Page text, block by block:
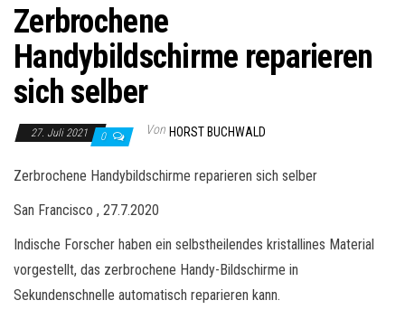
Zerbrochene
Handybildschirme reparieren
sich selber
27. Juli 2021 0 Von HORST BUCHWALD
Zerbrochene Handybildschirme reparieren sich selber
San Francisco , 27.7.2020
Indische Forscher haben ein selbstheilendes kristallines Material
vorgestellt, das zerbrochene Handy-Bildschirme in
Sekundenschnelle automatisch reparieren kann.